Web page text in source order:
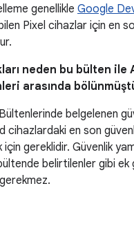
genellikle Google
Pixel cihazlar için en
neden bu bülten ile
arasında
belgelenen
cihazlardaki en son
gereklidir. Güvenlik
belirtilenler gibi ek
gerekmez.